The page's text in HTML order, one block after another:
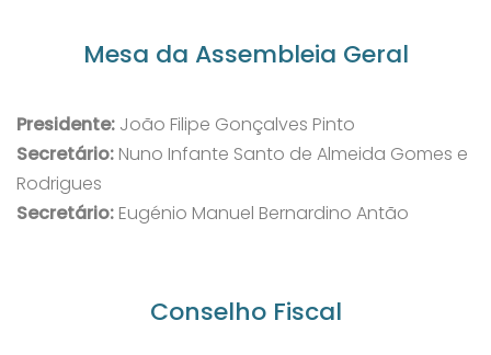
Mesa da Assembleia Geral
Presidente: João Filipe Gonçalves Pinto
Secretário: Nuno Infante Santo de Almeida Gomes e
Rodrigues
Secretário: Eugénio Manuel Bernardino Antão
Conselho Fiscal